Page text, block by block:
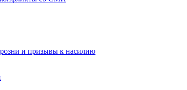
и призывы к насилию